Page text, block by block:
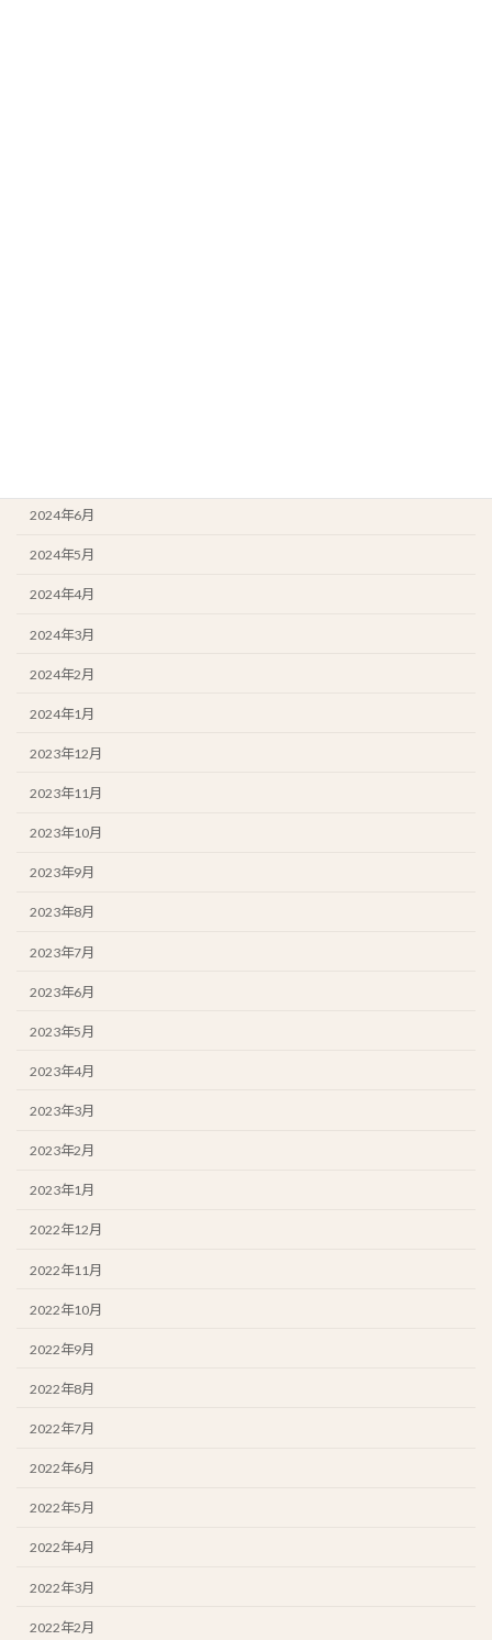
2024年6月
2024年5月
2024年4月
2024年3月
2024年2月
2024年1月
2023年12月
2023年11月
2023年10月
2023年9月
2023年8月
2023年7月
2023年6月
2023年5月
2023年4月
2023年3月
2023年2月
2023年1月
2022年12月
2022年11月
2022年10月
2022年9月
2022年8月
2022年7月
2022年6月
2022年5月
2022年4月
2022年3月
2022年2月